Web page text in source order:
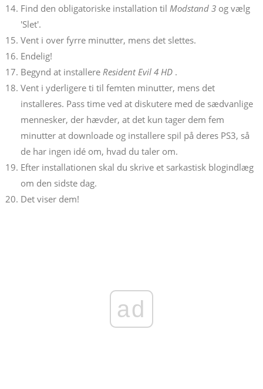
Find den obligatoriske installation til Modstand 3 og vælg
'Slet'.
Vent i over fyrre minutter, mens det slettes.
Endelig!
Begynd at installere Resident Evil 4 HD .
Vent i yderligere ti til femten minutter, mens det
installeres. Pass time ved at diskutere med de sædvanlige
mennesker, der hævder, at det kun tager dem fem
minutter at downloade og installere spil på deres PS3, så
de har ingen idé om, hvad du taler om.
Efter installationen skal du skrive et sarkastisk blogindlæg
om den sidste dag.
Det viser dem!
ad